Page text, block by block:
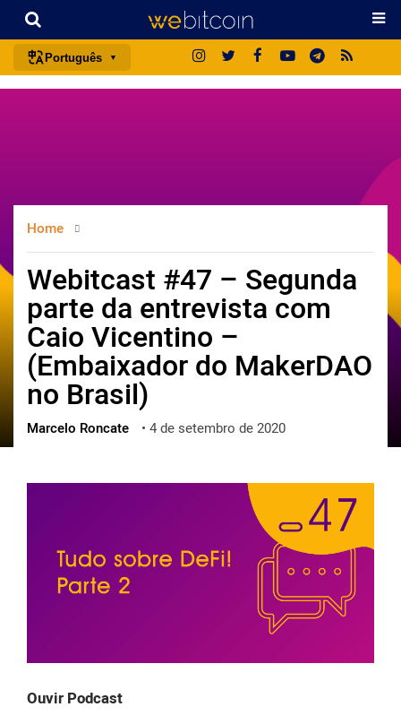
Português
italiano
deutsch
中文
русский
한국어
العربية
ไทย
ქართული
vietnamese
Home
Webitcast #47 – Segunda
parte da entrevista com
Caio Vicentino –
(Embaixador do MakerDAO
no Brasil)
Marcelo Roncate • 4 de setembro de 2020
Ouvir Podcast